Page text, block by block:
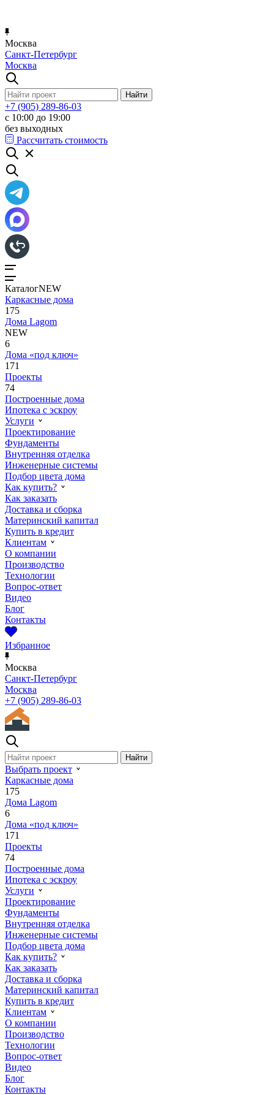
Москва
Санкт-Петербург
Москва
+7 (905) 289-86-03
с 10:00 до 19:00
без выходных
Рассчитать стоимость
КаталогNEW
Каркасные дома
175
Дома Lagom
NEW
6
Дома «под ключ»
171
Проекты
74
Построенные дома
Ипотека с эскроу
Услуги
Проектирование
Фундаменты
Внутренняя отделка
Инженерные системы
Подбор цвета дома
Как купить?
Как заказать
Доставка и сборка
Материнский капитал
Купить в кредит
Клиентам
О компании
Производство
Технологии
Вопрос-ответ
Видео
Блог
Контакты
Избранное
Москва
Санкт-Петербург
Москва
+7 (905) 289-86-03
Выбрать проект
Каркасные дома
175
Дома Lagom
6
Дома «под ключ»
171
Проекты
74
Построенные дома
Ипотека с эскроу
Услуги
Проектирование
Фундаменты
Внутренняя отделка
Инженерные системы
Подбор цвета дома
Как купить?
Как заказать
Доставка и сборка
Материнский капитал
Купить в кредит
Клиентам
О компании
Производство
Технологии
Вопрос-ответ
Видео
Блог
Контакты